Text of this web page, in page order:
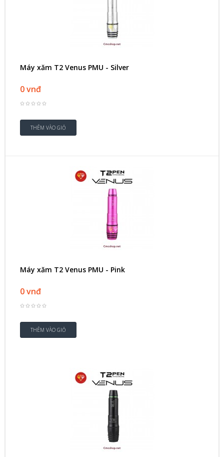
Máy xăm T2 Venus PMU - Silver
0 vnđ
Máy xăm T2 Venus PMU - Pink
0 vnđ